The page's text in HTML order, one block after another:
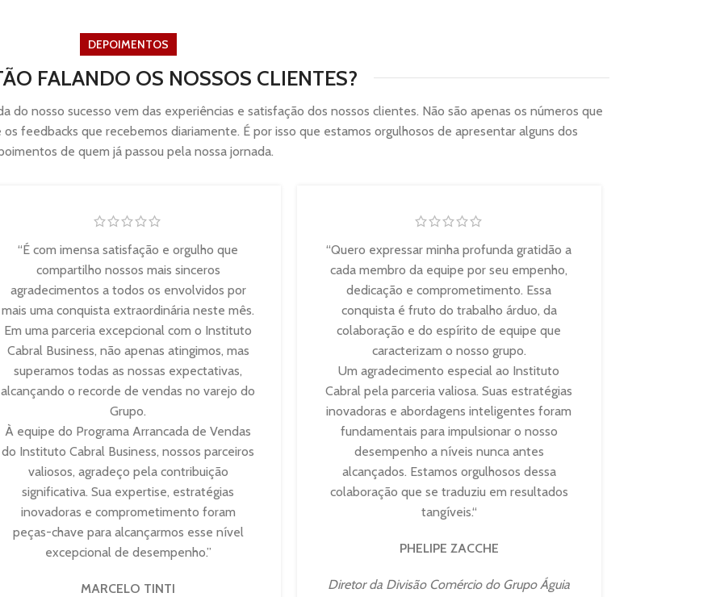
DEPOIMENTOS
FALANDO OS NOSSOS CLIENTES?
do nosso sucesso vem das experiências e satisfação dos nossos clientes. Não são apenas os números que
feedbacks que recebemos diariamente. É por isso que estamos orgulhosos de apresentar alguns dos
de quem já passou pela nossa jornada.
“É com imensa satisfação e orgulho que
compartilho nossos mais sinceros
agradecimentos a todos os envolvidos por
mais uma conquista extraordinária neste mês.
Em uma parceria excepcional com o Instituto
Cabral Business, não apenas atingimos, mas
superamos todas as nossas expectativas,
alcançando o recorde de vendas no varejo do
Grupo.
À equipe do Programa Arrancada de Vendas
do Instituto Cabral Business, nossos parceiros
valiosos, agradeço pela contribuição
significativa. Sua expertise, estratégias
inovadoras e comprometimento foram
peças-chave para alcançarmos esse nível
excepcional de desempenho.”
MARCELO TINTI
“Quero expressar minha profunda gratidão a
cada membro da equipe por seu empenho,
dedicação e comprometimento. Essa
conquista é fruto do trabalho árduo, da
colaboração e do espírito de equipe que
caracterizam o nosso grupo.
Um agradecimento especial ao Instituto
Cabral pela parceria valiosa. Suas estratégias
inovadoras e abordagens inteligentes foram
fundamentais para impulsionar o nosso
desempenho a níveis nunca antes
alcançados. Estamos orgulhosos dessa
colaboração que se traduziu em resultados
tangíveis.“
PHELIPE ZACCHE
Diretor da Divisão Comércio do Grupo Águia